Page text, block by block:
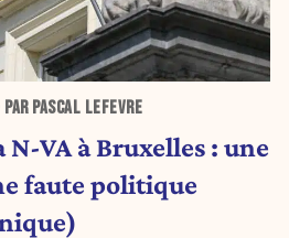
PASCAL LEFEVRE
N-VA à Bruxelles : une
faute politique